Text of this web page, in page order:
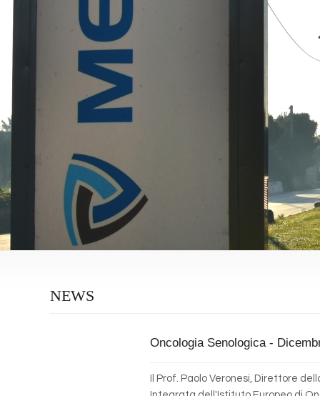
NEWS
Oncologia Senologica -
Il Prof. Paolo Veronesi, Direttore